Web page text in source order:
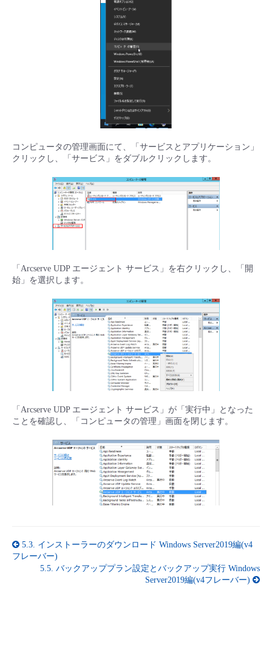
コンピュータの管理画面にて、「サービスとアプリケーション」
クリックし、「サービス」をダブルクリックします。
「Arcserve UDP エージェント サービス」を右クリックし、「開
始」を選択します。
「Arcserve UDP エージェント サービス」が「実行中」となった
ことを確認し、「コンピュータの管理」画面を閉じます。
5.3. インストーラーのダウンロード Windows Server2019編(v4
フレーバー)
5.5. バックアッププラン設定とバックアップ実行 Windows
Server2019編(v4フレーバー)